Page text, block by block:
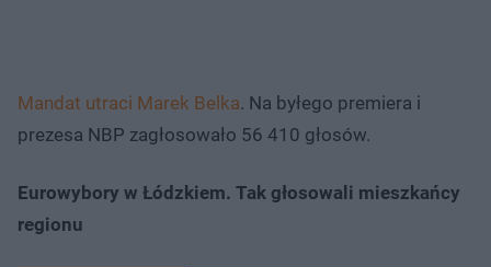
Mandat utraci Marek Belka. Na byłego premiera i
prezesa NBP zagłosowało 56 410 głosów.
Eurowybory w Łódzkiem. Tak głosowali mieszkańcy
regionu